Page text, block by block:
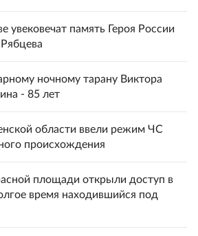
увековечат память Героя России
ночному тарану Виктора
- 85 лет
области ввели режим ЧС
происхождения
площади открыли доступ в
время находившийся под